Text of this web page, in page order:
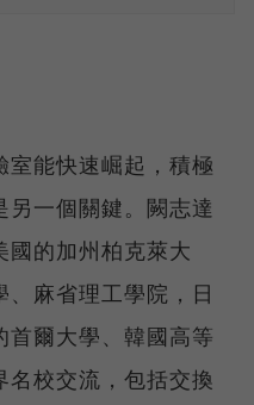
室能快速崛起，積極
一個關鍵。闕志達
國的加州柏克萊大
麻省理工學院，日
爾大學、韓國高等
校交流，包括交換